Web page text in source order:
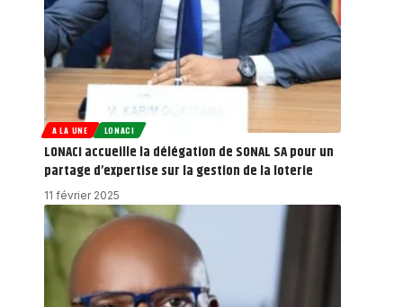
A LA UNE LONACI
LONACI accueille la délégation de SONAL SA pour un
partage d’expertise sur la gestion de la loterie
11 février 2025